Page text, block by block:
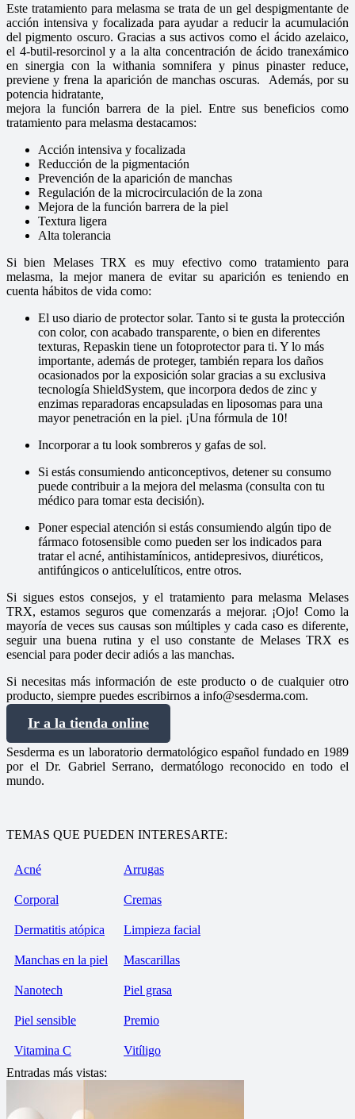
Este tratamiento para melasma se trata de un gel despigmentante de
acción intensiva y focalizada para ayudar a reducir la acumulación
del pigmento oscuro. Gracias a sus activos como el ácido azelaico,
el 4-butil-resorcinol y a la alta concentración de ácido tranexámico
en sinergia con la withania somnifera y pinus pinaster reduce,
previene y frena la aparición de manchas oscuras. Además, por su
potencia hidratante,
mejora la función barrera de la piel. Entre sus beneficios como
tratamiento para melasma destacamos:
Acción intensiva y focalizada
Reducción de la pigmentación
Prevención de la aparición de manchas
Regulación de la microcirculación de la zona
Mejora de la función barrera de la piel
Textura ligera
Alta tolerancia
Si bien Melases TRX es muy efectivo como tratamiento para
melasma, la mejor manera de evitar su aparición es teniendo en
cuenta hábitos de vida como:
El uso diario de protector solar. Tanto si te gusta la protección
con color, con acabado transparente, o bien en diferentes
texturas, Repaskin tiene un fotoprotector para ti. Y lo más
importante, además de proteger, también repara los daños
ocasionados por la exposición solar gracias a su exclusiva
tecnologí­a ShieldSystem, que incorpora dedos de zinc y
enzimas reparadoras encapsuladas en liposomas para una
mayor penetración en la piel. ¡Una fórmula de 10!
Incorporar a tu look sombreros y gafas de sol.
Si estás consumiendo anticonceptivos, detener su consumo
puede contribuir a la mejora del melasma (consulta con tu
médico para tomar esta decisión).
Poner especial atención si estás consumiendo algún tipo de
fármaco fotosensible como pueden ser los indicados para
tratar el acné, antihistamí­nicos, antidepresivos, diuréticos,
antifúngicos o anticelulí­ticos, entre otros.
Si sigues estos consejos, y el tratamiento para melasma Melases
TRX, estamos seguros que comenzarás a mejorar. ¡Ojo! Como la
mayorí­a de veces sus causas son múltiples y cada caso es diferente,
seguir una buena rutina y el uso constante de Melases TRX es
esencial para poder decir adiós a las manchas.
Si necesitas más información de este producto o de cualquier otro
producto, siempre puedes escribirnos a info@sesderma.com.
Ir a la tienda online
Sesderma es un laboratorio dermatológico español fundado en 1989
por el Dr. Gabriel Serrano, dermatólogo reconocido en todo el
mundo.
TEMAS QUE PUEDEN INTERESARTE:
Acné Arrugas
Corporal Cremas
Dermatitis atópica Limpieza facial
Manchas en la piel Mascarillas
Nanotech Piel grasa
Piel sensible Premio
Vitamina C
Vitíligo
Entradas más vistas: